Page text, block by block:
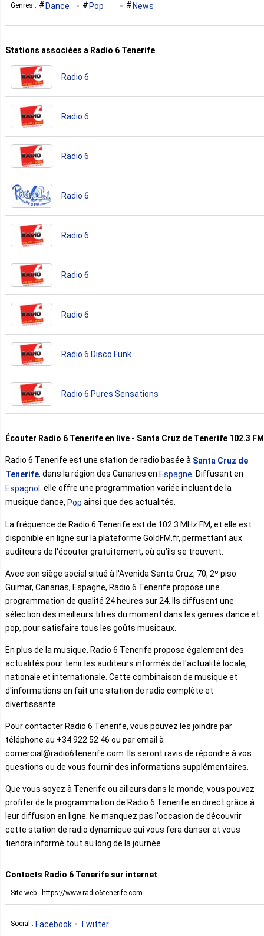
Genres : Dance Pop News
Stations associées a Radio 6 Tenerife
Radio 6
Radio 6
Radio 6
Radio 6
Radio 6
Radio 6
Radio 6
Radio 6 Disco Funk
Radio 6 Pures Sensations
Écouter Radio 6 Tenerife en live - Santa Cruz de Tenerife 102.3 FM
Radio 6 Tenerife est une station de radio basée à Santa Cruz de
Tenerife. dans la région des Canaries en Espagne. Diffusant en
Espagnol
. elle offre une programmation variée incluant de la
musique dance, Pop ainsi que des actualités.
La fréquence de Radio 6 Tenerife est de 102.3 MHz FM, et elle est
disponible en ligne sur la plateforme GoldFM.fr, permettant aux
auditeurs de l'écouter gratuitement, où qu'ils se trouvent.
Avec son siège social situé à l'Avenida Santa Cruz, 70, 2º piso
Güimar, Canarias, Espagne, Radio 6 Tenerife propose une
programmation de qualité 24 heures sur 24. Ils diffusent une
sélection des meilleurs titres du moment dans les genres dance et
pop, pour satisfaire tous les goûts musicaux.
En plus de la musique, Radio 6 Tenerife propose également des
actualités pour tenir les auditeurs informés de l'actualité locale,
nationale et internationale. Cette combinaison de musique et
d'informations en fait une station de radio complète et
divertissante.
Pour contacter Radio 6 Tenerife, vous pouvez les joindre par
téléphone au +34 922 52 46 ou par email à
comercial@radio6tenerife.com. Ils seront ravis de répondre à vos
questions ou de vous fournir des informations supplémentaires.
Que vous soyez à Tenerife ou ailleurs dans le monde, vous pouvez
profiter de la programmation de Radio 6 Tenerife en direct grâce à
leur diffusion en ligne. Ne manquez pas l'occasion de découvrir
cette station de radio dynamique qui vous fera danser et vous
tiendra informé tout au long de la journée.
Contacts Radio 6 Tenerife sur internet
Site web : https://www.radio6tenerife.com
Social : Facebook Twitter